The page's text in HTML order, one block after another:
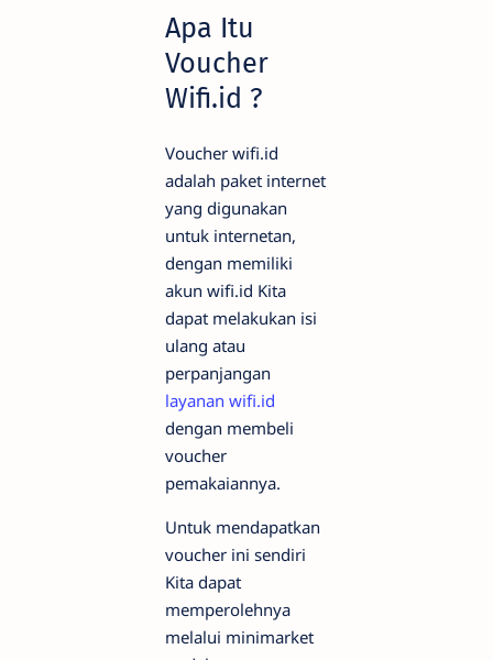
Apa Itu
Voucher
Wifi.id ?
Voucher wifi.id
adalah paket internet
yang digunakan
untuk internetan,
dengan memiliki
akun wifi.id Kita
dapat melakukan isi
ulang atau
perpanjangan
layanan wifi.id
dengan membeli
voucher
pemakaiannya.
Untuk mendapatkan
voucher ini sendiri
Kita dapat
memperolehnya
melalui minimarket